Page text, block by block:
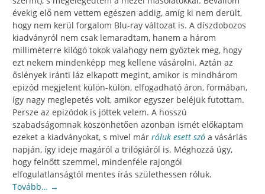
évekig elő nem vettem egészen addig, amíg ki nem derült,
hogy nem kerül forgalom Blu-ray változat is. A díszdobozos
kiadványról nem csak lemaradtam, hanem a három
milliméterre kilógó tokok valahogy nem győztek meg, hogy
ezt nekem mindenképp meg kellene vásárolni. Aztán az
őslények iránti láz elkapott megint, amikor is mindhárom
epizód megjelent külön-külön, elfogadható áron, formában,
így nagy meglepetés volt, amikor egyszer beléjük futottam.
Persze az epizódok is jöttek velem. A hosszú
szabadságomnak köszönhetően azonban ismét előkaptam
ezeket a kiadványokat, s mivel már róluk esett szó a vásárlás
napján, így ideje magáról a trilógiáról is. Méghozzá úgy,
hogy felnőtt szemmel, mindenféle rajongói
elfogulatlanságtól mentes írás születhessen róluk.
Tovább… →